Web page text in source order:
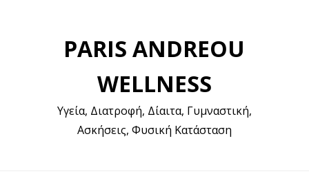
PARIS ANDREOU
WELLNESS
Υγεία, Διατροφή, Δίαιτα, Γυμναστική,
Ασκήσεις, Φυσική Κατάσταση